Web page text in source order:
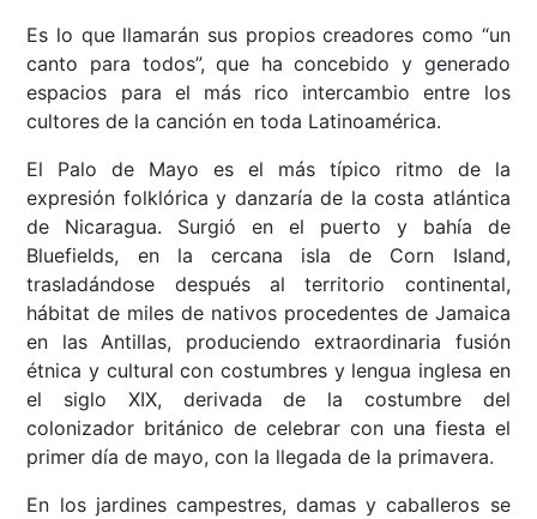
Es lo que llamarán sus propios creadores como “un
canto para todos”, que ha concebido y generado
espacios para el más rico intercambio entre los
cultores de la canción en toda Latinoamérica.
El Palo de Mayo es el más típico ritmo de la
expresión folklórica y danzaría de la costa atlántica
de Nicaragua. Surgió en el puerto y bahía de
Bluefields, en la cercana isla de Corn Island,
trasladándose después al territorio continental,
hábitat de miles de nativos procedentes de Jamaica
en las Antillas, produciendo extraordinaria fusión
étnica y cultural con costumbres y lengua inglesa en
el siglo XIX, derivada de la costumbre del
colonizador británico de celebrar con una fiesta el
primer día de mayo, con la llegada de la primavera.
En los jardines campestres, damas y caballeros se